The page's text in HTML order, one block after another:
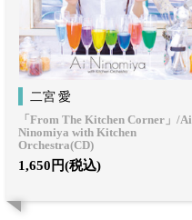
二宮 愛
「From The Kitchen Corner」/Ai
Ninomiya with Kitchen
Orchestra(CD)
1,650円(税込)